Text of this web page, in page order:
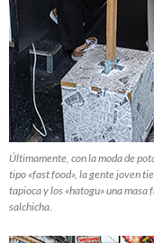
Últimamente, con la moda de
tipo «fast food», la gente joven
tapioca y los «hatogu» una masa
salchicha.